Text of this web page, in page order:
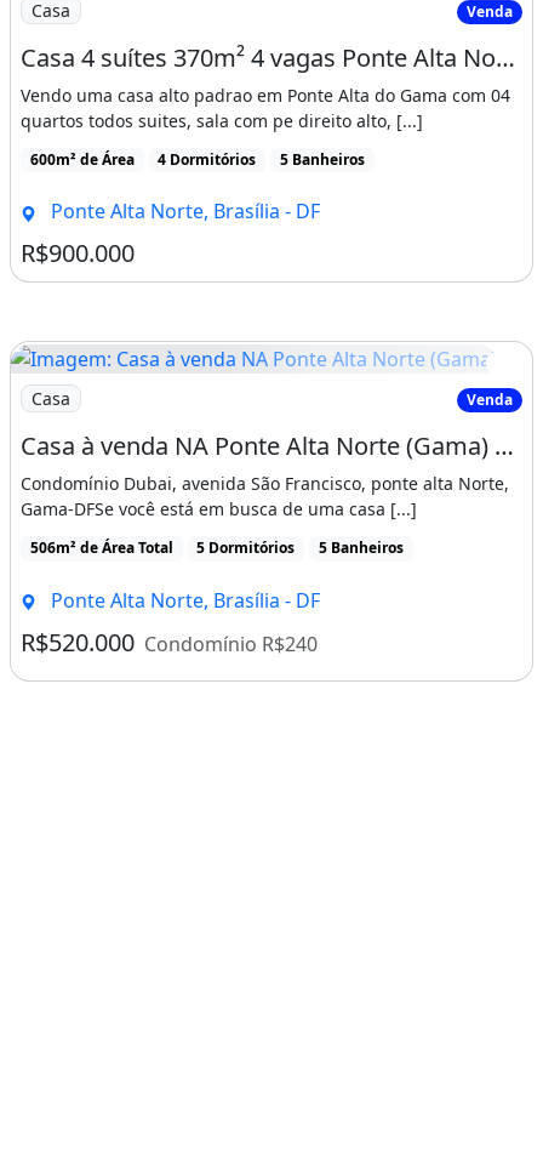
Casa Venda
Casa 4 suítes 370m² 4 vagas Ponte Alta Norte (gama) Brasilia/DF
Vendo uma casa alto padrao em Ponte Alta do Gama com 04
quartos todos suites, sala com pe direito alto, [...]
600m² de Área 4 Dormitórios 5 Banheiros
Ponte Alta Norte, Brasília - DF
R$900.000
Imagem: Casa à venda NA Ponte Alta Norte (Gama)
Casa Venda
Casa à venda NA Ponte Alta Norte (Gama) 5 quartos, 3 suítes, 5 banheiros, 300m² de
Condomínio Dubai, avenida São Francisco, ponte alta Norte,
Gama-DFSe você está em busca de uma casa [...]
506m² de Área Total 5 Dormitórios 5 Banheiros
Ponte Alta Norte, Brasília - DF
R$520.000 Condomínio R$240